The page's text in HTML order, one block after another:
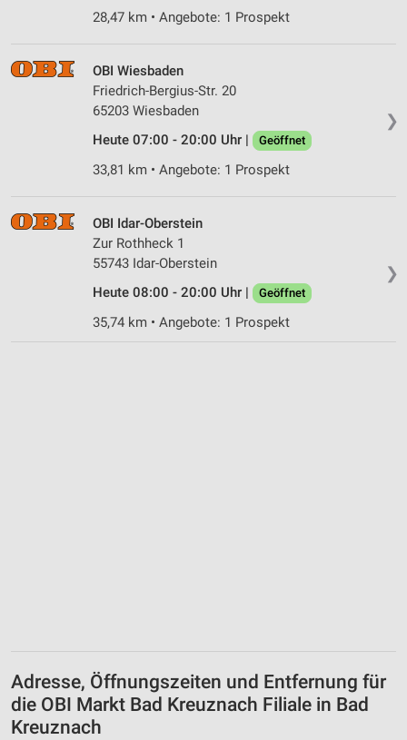
28,47 km • Angebote: 1 Prospekt
❯
OBI Wiesbaden
Friedrich-Bergius-Str. 20
65203 Wiesbaden
Heute 07:00 - 20:00 Uhr |
Geöffnet
33,81 km • Angebote: 1 Prospekt
❯
OBI Idar-Oberstein
Zur Rothheck 1
55743 Idar-Oberstein
Heute 08:00 - 20:00 Uhr |
Geöffnet
35,74 km • Angebote: 1 Prospekt
Adresse, Öffnungszeiten und Entfernung für
die OBI Markt Bad Kreuznach Filiale in Bad
Kreuznach
Informationen identifizieren
Nicht-IAB-Verarbeitungszwecke:
Werbung